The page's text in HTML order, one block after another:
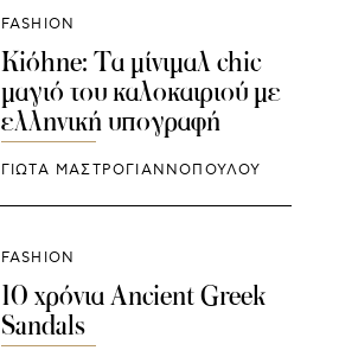
FASHION
Kiόhne: Τα μίνιμαλ chic
μαγιό του καλοκαιριού με
ελληνική υπογραφή
ΓΙΩΤΑ ΜΑΣΤΡΟΓΙΑΝΝΟΠΟΥΛΟΥ
FASHION
10 χρόνια Ancient Greek
Sandals